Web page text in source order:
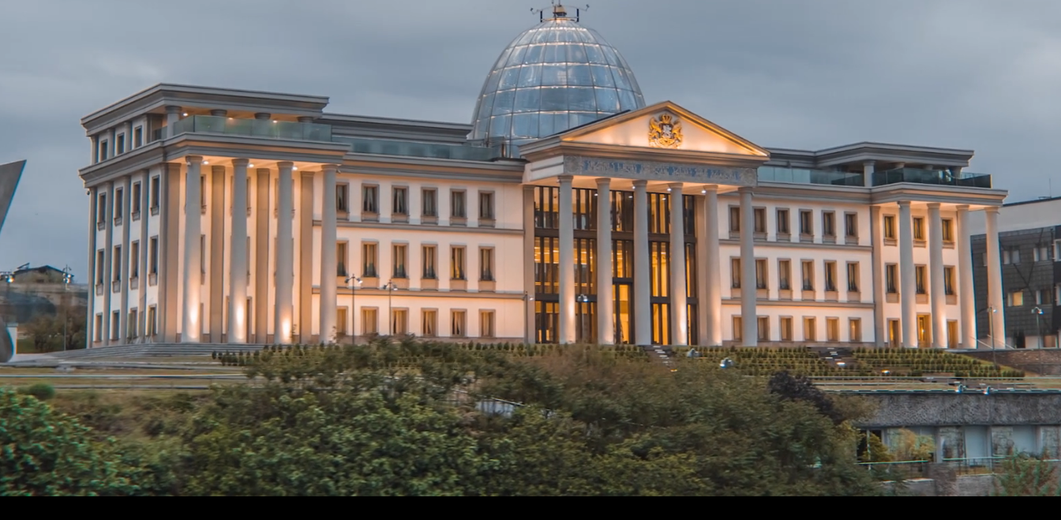
Prevención es nuestroADN
Ofrecemos Soluciones Avanzadas de
Inteligencia, Protección y Defensa de
Guerra Electrónica como Estrategia
Digital
Contáctenos si está bajo ataque >>